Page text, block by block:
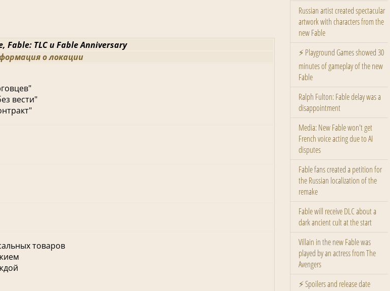
Fable: TLC и Fable Anniversary
о локации
вести"
товаров
Russian artist created spectacular
artwork with characters from the
new Fable
⚡ Playground Games showed 30
minutes of gameplay of the new
Fable
Ralph Fulton: Fable delay was a
disappointment
Media: New Fable won't get
French voice acting due to AI
disputes
Fable fans created a petition for
the Russian localization of the
remake
Fable will receive DLC about a
dark ancient cult at the start
Villain in the new Fable was
played by an actress from The
Avengers
⚡ Spoilers and release date